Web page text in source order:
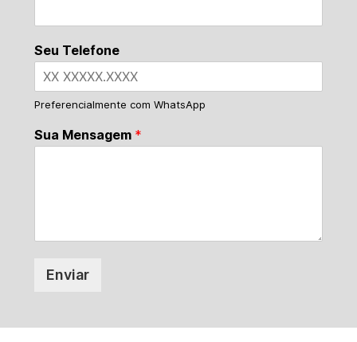
Seu Telefone
Preferencialmente com WhatsApp
Sua Mensagem *
Enviar